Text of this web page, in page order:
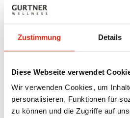
Zustimmung Details
Diese Webseite verwendet
Wir verwenden Cookies, um
personalisieren, Funktionen für
zu können und die Zugriffe auf
Mai 2025
November 2024
September 2024
Mai 2024
April 2024
Categories